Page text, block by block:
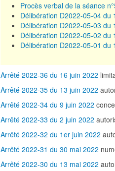
Procès verbal de la séance
Délibération D2022-05-04 du
Délibération D2022-05-03 du
Délibération D2022-05-02 du
Délibération D2022-05-01 du
Arrêté 2022-36 du 16 juin 2022
Arrêté 2022-35 du 13 juin 2022
Arrêté 2022-34 du 9 juin 2022
Arrêté 2022-33 du 2 juin 2022
Arrêté 2022-32 du 1er juin 2022
Arrêté 2022-31 du 30 mai 2022
Arrêté 2022-30 du 13 mai 2022